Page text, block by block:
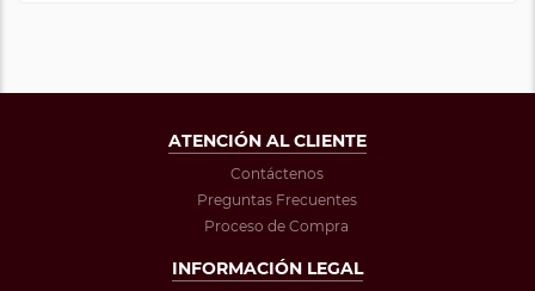
ATENCIÓN AL CLIENTE
Contáctenos
Preguntas Frecuentes
Proceso de Compra
INFORMACIÓN LEGAL